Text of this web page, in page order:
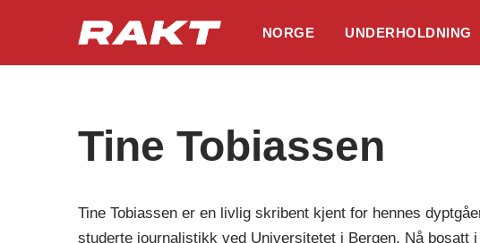
NORGE UNDERHOLDNING
Tine Tobiassen
Tine Tobiassen er en livlig skribent kjent for hennes
studerte journalistikk ved Universitetet i Bergen. Nå bosatt